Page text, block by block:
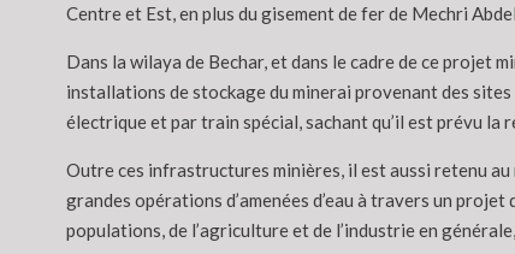
Centre et Est, en plus du gisement de fer de Mechri
Dans la wilaya de Bechar, et dans le cadre de ce
installations de stockage du minerai provenant des
électrique et par train spécial, sachant qu’il est prévu la
Outre ces infrastructures minières, il est aussi retenu
grandes opérations d’amenées d’eau à travers un
populations, de l’agriculture et de l’industrie en